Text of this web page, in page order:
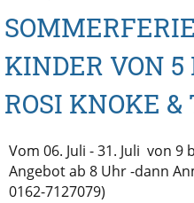
KINDER VON 5
ROSI KNOKE
Vom 06. Juli - 31. Juli von 9
Angebot ab 8 Uhr -dann
0162-7127079)